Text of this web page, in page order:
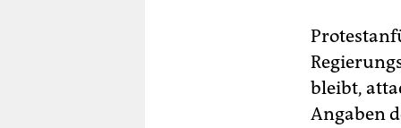
bleibt,
Angaben